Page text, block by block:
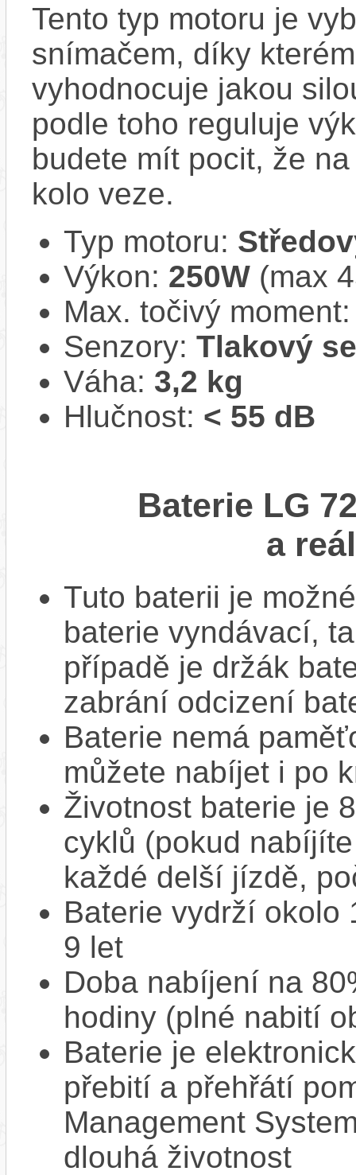
Tento typ motoru je
snímačem, díky
vyhodnocuje jakou
podle toho reguluje
budete mít pocit, že
kolo veze.
Typ motoru:
Výkon: 250W (max
Max. točivý
Senzory: Tlakový
Váha: 3,2 kg
Hlučnost: < 55 dB
Baterie LG
a
Tuto baterii je
baterie vyndávací,
případě je držák
zabrání odcizení
Baterie nemá
můžete nabíjet i po
Životnost baterie je
cyklů (pokud
každé delší jízdě,
Baterie vydrží okolo
9 let
Doba nabíjení na
hodiny (plné nabití
Baterie je
přebití a přehřátí
Management
dlouhá životnost